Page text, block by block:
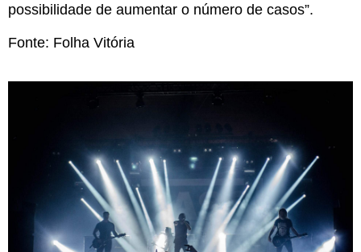
possibilidade de aumentar o número de casos”.
Fonte: Folha Vitória